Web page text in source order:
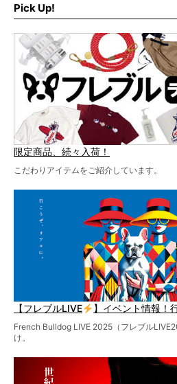
ど、内容盛りだくさんでお
お見逃しなく！
Pick Up!
限定商品、続々入荷！
こだわりアイテムをご紹介しています。
【フレブルLIVE 】イベント情報！
French Bulldog LIVE 2025（フレブル
け。